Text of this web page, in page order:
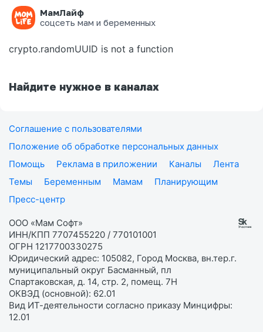
МамЛайф
соцсеть мам и беременных
Ошибка на странице
crypto.randomUUID is not a function
Найдите нужное в каналах
Соглашение с пользователями
Положение об обработке персональных данных
Помощь
Реклама в приложении Каналы
Лента
Темы
Беременным Мамам
Планирующим
Пресс-центр
ООО «Мам Софт»
ИНН/КПП 7707455220 / 770101001
ОГРН 1217700330275
Юридический адрес: 105082, Город Москва, вн.тер.г.
муниципальный округ Басманный, пл
Спартаковская, д. 14, стр. 2, помещ. 7Н
ОКВЭД (основной): 62.01
Вид ИТ-деятельности согласно приказу Минцифры:
12.01